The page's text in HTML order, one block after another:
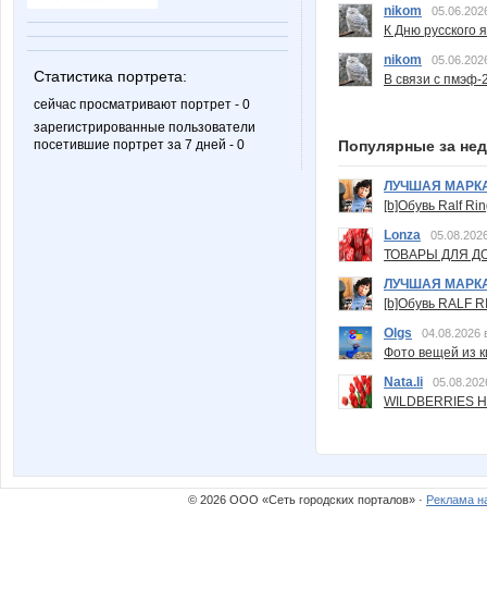
Статистика портрета:
сейчас просматривают портрет - 0
зарегистрированные пользователи
посетившие портрет за 7 дней - 0
nikom
К Дню русского
nikom
В связи с пмэф-
Популярные за
ЛУЧШАЯ
[b]Обувь Ralf
Lonza
ТОВАРЫ ДЛЯ
ЛУЧШАЯ
[b]Обувь RALF
Olgs
04.08.2026
Фото вещей из
Nata.li
© 2026 ООО «Сеть городских порталов» · Реклама